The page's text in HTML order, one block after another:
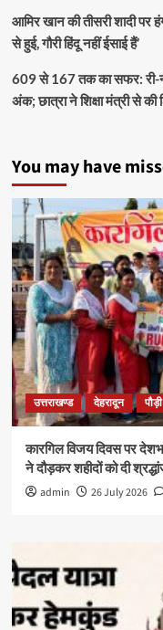
आमिर खान की तीसरी शादी पर
से हुई, गौरी हिंदू नहीं ईसाई हैं’
609 से 167 तक का सफर: री-
अंक; छात्रा ने शिक्षा मंत्री से की
You may have
उत्तराखण्ड देहरादून
कारगिल विजय दिवस पर
ने दौड़कर शहीदों को दी
admin 26 July 2026